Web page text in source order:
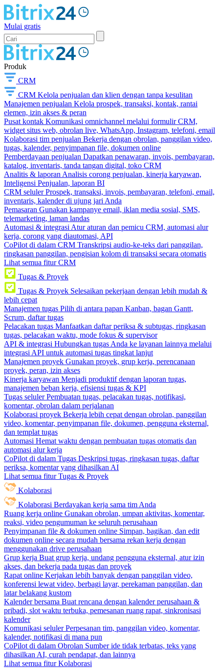
Mulai gratis
Produk
CRM
CRM Kelola penjualan dan klien dengan tanpa kesulitan
Manajemen penjualan Kelola prospek, transaksi, kontak, rantai
elemen, izin akses & peran
Pusat kontak Komunikasi omnichannel melalui formulir CRM,
widget situs web, obrolan live, WhatsApp, Instagram, telefoni, email
Kolaborasi tim penjualan Bekerja dengan obrolan, panggilan video,
tugas, kalender, penyimpanan file, dokumen online
Pemberdayaan penjualan Dapatkan penawaran, invois, pembayaran,
katalog, inventaris, tanda tangan digital, toko CRM
Analitis & laporan Analisis corong penjualan, kinerja karyawan,
Inteligensi Penjualan, laporan BI
CRM seluler Prospek, transaksi, invois, pembayaran, telefoni, email,
inventaris, kalender di ujung jari Anda
Pemasaran Gunakan kampanye email, iklan media sosial, SMS,
telemarketing, laman landas
Automasi & integrasi Atur aturan dan pemicu CRM, automasi alur
kerja, corong yang diautomasi, API
CoPilot di dalam CRM Transkripsi audio-ke-teks dari panggilan,
ringkasan panggilan, pengisian kolom di transaksi secara otomatis
Lihat semua fitur CRM
Tugas & Proyek
Tugas & Proyek Selesaikan pekerjaan dengan lebih mudah &
lebih cepat
Manajemen tugas Pilih di antara papan Kanban, bagan Gantt,
Scrum, daftar tugas
Pelacakan tugas Manfaatkan daftar periksa & subtugas, ringkasan
tugas, pelacakan waktu, mode fokus & supervisor
API & integrasi Hubungkan tugas Anda ke layanan lainnya melalui
integrasi API untuk automasi tugas tingkat lanjut
Manajemen proyek Gunakan proyek, grup kerja, perencanaan
proyek, peran, izin akses
Kinerja karyawan Menjadi produktif dengan laporan tugas,
manajemen beban kerja, efisiensi tugas & KPI
Tugas seluler Pembuatan tugas, pelacakan tugas, notifikasi,
komentar, obrolan dalam perjalanan
Kolaborasi proyek Bekerja lebih cepat dengan obrolan, panggilan
video, komentar, penyimpanan file, dokumen, pengguna eksternal,
dan templat tugas
Automasi Hemat waktu dengan pembuatan tugas otomatis dan
automasi alur kerja
CoPilot di dalam Tugas Deskripsi tugas, ringkasan tugas, daftar
periksa, komentar yang dihasilkan AI
Lihat semua fitur Tugas & Proyek
Kolaborasi
Kolaborasi Berdayakan kerja sama tim Anda
Ruang kerja online Gunakan obrolan, umpan aktivitas, komentar,
reaksi, video pengumuman ke seluruh perusahaan
Penyimpanan file & dokumen online Simpan, bagikan, dan edit
dokumen online secara mudah bersama rekan kerja dengan
menggunakan drive perusahaan
Grup kerja Buat grup kerja, undang pengguna eksternal, atur izin
akses, dan bekerja pada tugas dan proyek
Rapat online Kerjakan lebih banyak dengan panggilan video,
konferensi lewat video, berbagi layar, perekaman panggilan, dan
latar belakang kustom
Kalender bersama Buat rencana dengan kalender perusahaan &
pribadi, slot waktu terbuka, pemesanan ruang rapat, sinkronisasi
kalender
Komunikasi seluler Perpesanan tim, panggilan video, komentar,
kalender, notifikasi di mana pun
CoPilot di dalam Obrolan Sumber ide tidak terbatas, teks yang
dihasilkan AI, curah pendapat, dan lainnya
Lihat semua fitur Kolaborasi